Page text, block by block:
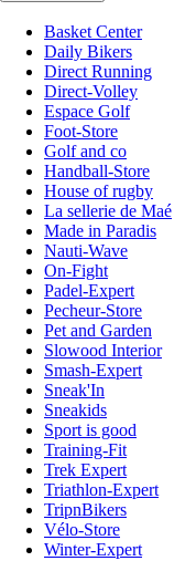
Basket Center
Daily Bikers
Direct Running
Direct-Volley
Espace Golf
Foot-Store
Golf and co
Handball-Store
House of rugby
La sellerie de Maé
Made in Paradis
Nauti-Wave
On-Fight
Padel-Expert
Pecheur-Store
Pet and Garden
Slowood Interior
Smash-Expert
Sneak'In
Sneakids
Sport is good
Training-Fit
Trek Expert
Triathlon-Expert
TripnBikers
Vélo-Store
Winter-Expert